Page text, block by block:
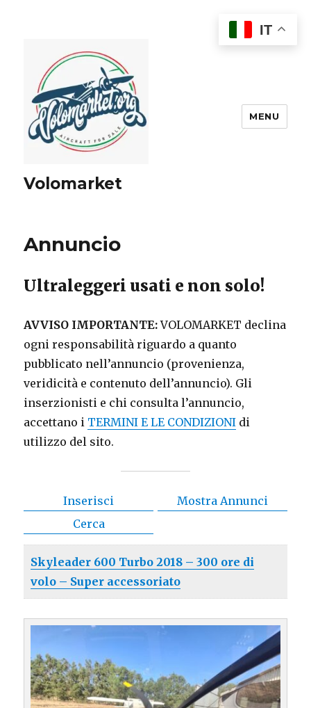
Volomarket
MENU
Annuncio
Ultraleggeri usati e non solo!
AVVISO IMPORTANTE:VOLOMARKET declina
ogni responsabilità riguardo a quanto
pubblicato nell’annuncio (provenienza,
veridicità e contenuto dell’annuncio). Gli
inserzionisti e chi consulta l’annuncio,
accettano i TERMINI E LE CONDIZIONI di
utilizzo del sito.
Inserisci
Mostra Annunci
Cerca
Skyleader 600 Turbo 2018 – 300 ore di
volo – Super accessoriato
IT